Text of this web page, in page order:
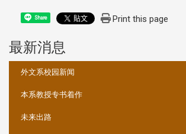
Share Print this page
最新消息
外文系校园新闻
本系教授专书着作
未来出路